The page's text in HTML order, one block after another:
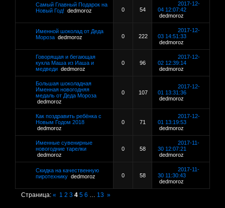
Самый Главный Подарок на
Новый Год! dedmoroz 0 54
2017-12-
04 12:07:42
dedmoroz
Именной шоколад от Деда
Мороза dedmoroz 0 222
2017-12-
03 14:51:33
dedmoroz
Говорящая и бегающая
кукла Маша из Иаша и
медведи dedmoroz
0 96
2017-12-
02 12:39:14
dedmoroz
Большая шоколадная
Именная новогодняя
медаль от Деда Мороза
dedmoroz
0 107
2017-12-
01 13:31:36
dedmoroz
Как поздравить ребёнка с
Новым Годом 2018
dedmoroz
0 71
2017-12-
01 13:19:53
dedmoroz
Именные сувенирные
новогодние тарелки
dedmoroz
0 58
2017-11-
30 12:07:21
dedmoroz
Скидка на качественную
пиротехнику dedmoroz 0 58
2017-11-
30 11:30:43
dedmoroz
Страница:« 1 2 3 4 5 6 … 13 »